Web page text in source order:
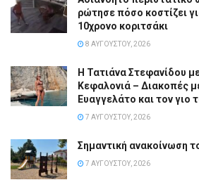
ρώτησε πόσο κοστίζει
10χρονο κοριτσάκι
8 ΑΥΓΟΎΣΤΟΥ, 2026
Η Τατιάνα Στεφανίδου
Κεφαλονιά – Διακοπές
Ευαγγελάτο και τον γιο
7 ΑΥΓΟΎΣΤΟΥ, 2026
Σημαντική ανακοίνωση
7 ΑΥΓΟΎΣΤΟΥ, 2026